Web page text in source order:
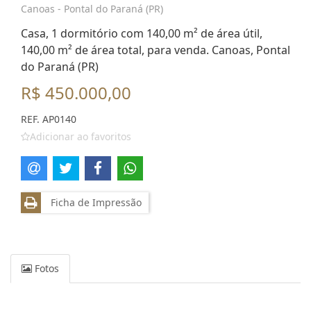
Canoas - Pontal do Paraná (PR)
Casa, 1 dormitório com 140,00 m² de área útil,
140,00 m² de área total, para venda. Canoas, Pontal
do Paraná (PR)
R$ 450.000,00
REF. AP0140
Adicionar ao favoritos
Ficha de Impressão
Fotos